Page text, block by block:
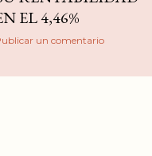
EL 4,46%
un comentario